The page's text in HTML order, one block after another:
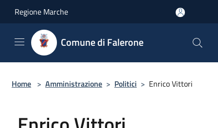
Regione Marche
Comune di Falerone
Home > Amministrazione > Politici > Enrico Vittori